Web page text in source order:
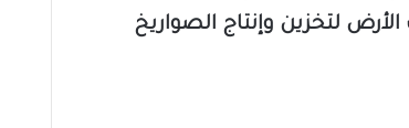
لتخزين وإنتاج الصواريخ